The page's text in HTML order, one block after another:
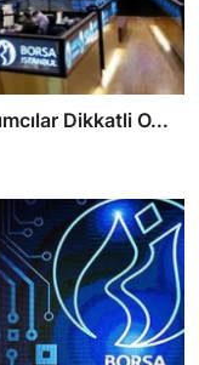
Dikkatli O...